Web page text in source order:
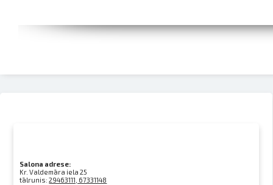
Salona adrese:
Kr. Valdemāra iela 25
tālrunis:29463111, 67331148